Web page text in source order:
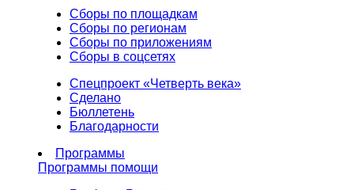
Сборы по площадкам
Сборы по регионам
Сборы по приложениям
Сборы в соцсетях
Спецпроект «Четверть века»
Сделано
Бюллетень
Благодарности
Программы
Программы помощи